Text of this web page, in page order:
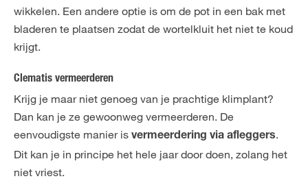
wikkelen. Een andere optie is om de pot in een bak met
bladeren te plaatsen zodat de wortelkluit het niet te koud
krijgt.
Clematis vermeerderen
Krijg je maar niet genoeg van je prachtige klimplant?
Dan kan je ze gewoonweg vermeerderen. De
eenvoudigste manier is vermeerdering via afleggers.
Dit kan je in principe het hele jaar door doen, zolang het
niet vriest.